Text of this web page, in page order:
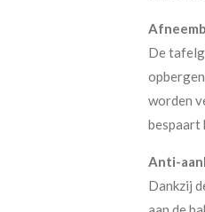
De
worden
bespaart
Anti-
Dankzij